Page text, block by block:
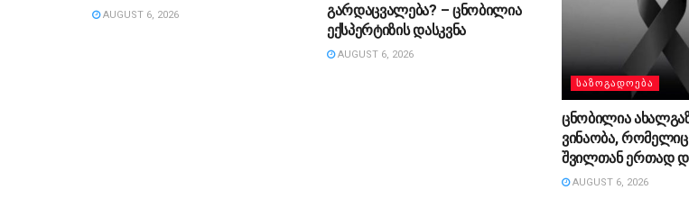
AUGUST 6, 2026
გარდაცვალება? – ცნობილია
ექსპერტიზის დასკვნა
AUGUST 6, 2026
ᲡᲐᲖᲝᲒᲐᲓᲝᲔᲑᲐ
ცნობილია
ვინაობა,
შვილთან ერთად
AUGUST 6, 2026